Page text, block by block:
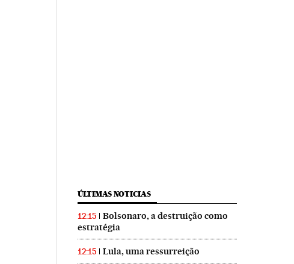
ÚLTIMAS NOTICIAS
12:15
Bolsonaro, a destruição como
estratégia
12:15 Lula, uma ressurreição